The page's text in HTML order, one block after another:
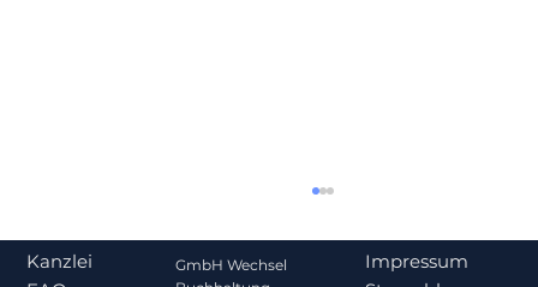
Kanzlei
Impressum
GmbH Wechsel